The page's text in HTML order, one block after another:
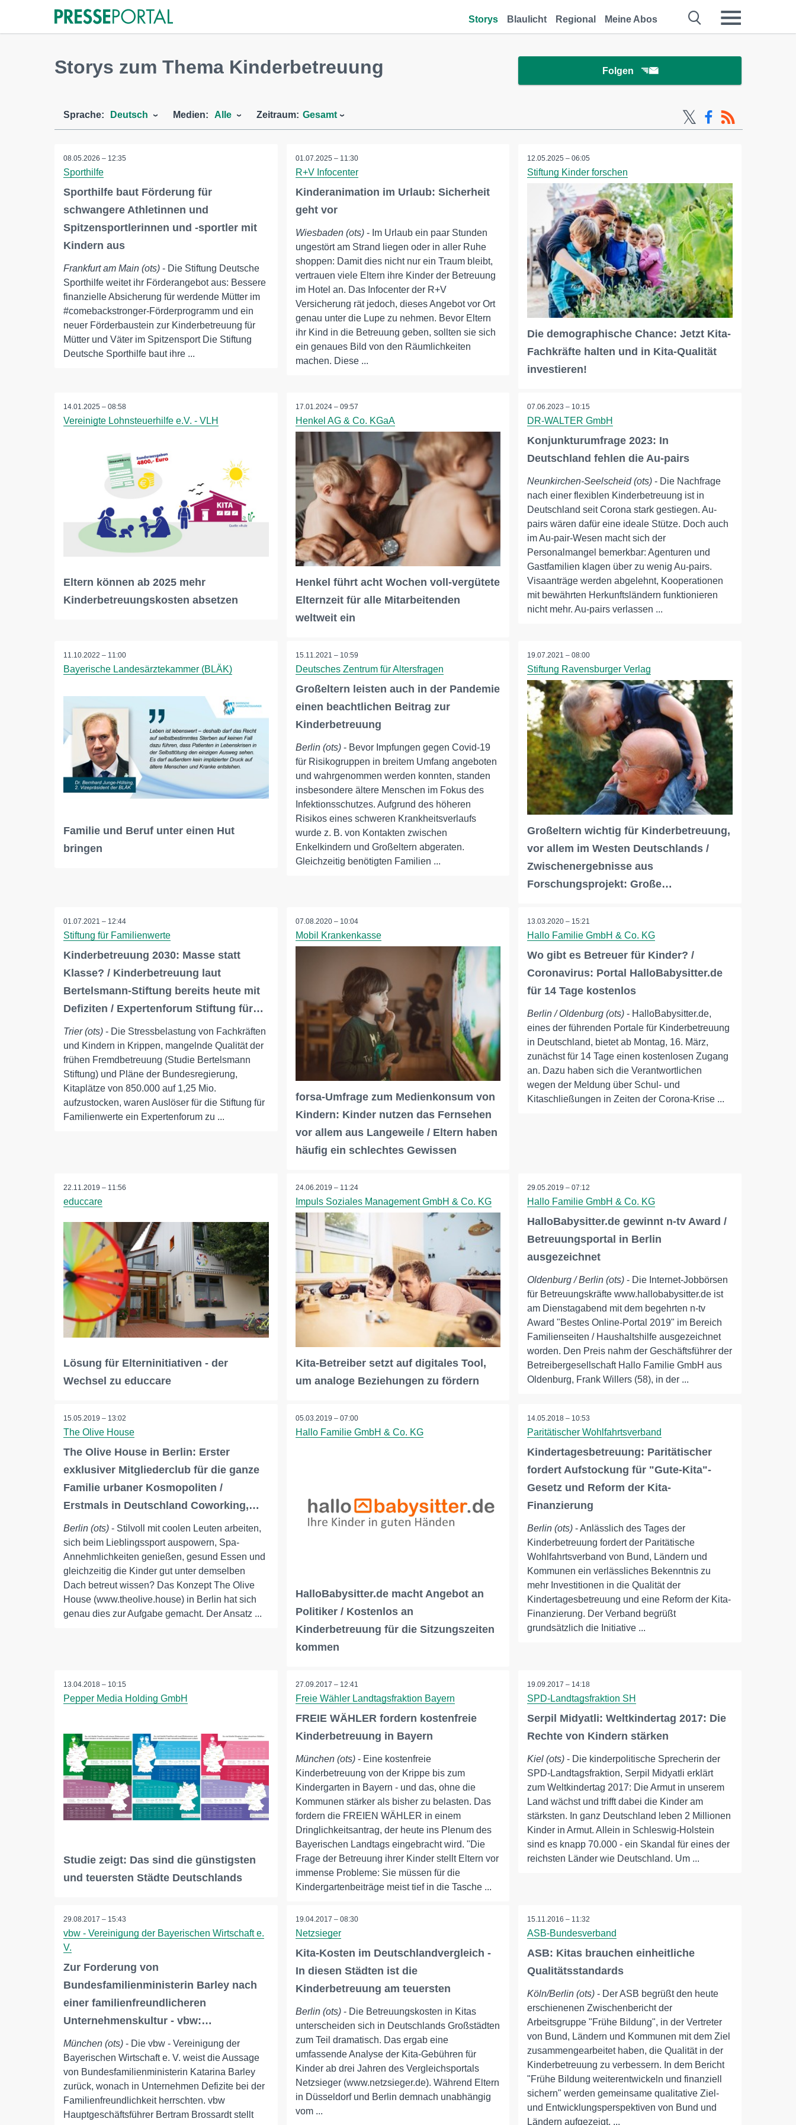
Storys Blaulicht Regional Meine Abos
Storys zum Thema Kinderbetreuung Folgen
Sprache: Deutsch Medien: Alle Zeitraum: Gesamt
08.05.2026 – 12:35
Sporthilfe
Sporthilfe baut Förderung für
schwangere Athletinnen und
Spitzensportlerinnen und -sportler mit
Kindern aus
Frankfurt am Main (ots) - Die Stiftung Deutsche
Sporthilfe weitet ihr Förderangebot aus: Bessere
finanzielle Absicherung für werdende Mütter im
#comebackstronger-Förderprogramm und ein
neuer Förderbaustein zur Kinderbetreuung für
Mütter und Väter im Spitzensport Die Stiftung
Deutsche Sporthilfe baut ihre ...
01.07.2025 – 11:30
R+V Infocenter
Kinderanimation im Urlaub: Sicherheit
geht vor
Wiesbaden (ots)- Im Urlaub ein paar Stunden
ungestört am Strand liegen oder in aller Ruhe
shoppen: Damit dies nicht nur ein Traum bleibt,
vertrauen viele Eltern ihre Kinder der Betreuung
im Hotel an. Das Infocenter der R+V
Versicherung rät jedoch, dieses Angebot vor Ort
genau unter die Lupe zu nehmen. Bevor Eltern
ihr Kind in die Betreuung geben, sollten sie sich
ein genaues Bild von den Räumlichkeiten
machen. Diese ...
12.05.2025 – 06:05
Stiftung Kinder forschen
Die demographische Chance: Jetzt Kita-
Fachkräfte halten und in Kita-Qualität
investieren!
14.01.2025 – 08:58
Vereinigte Lohnsteuerhilfe e.V. - VLH
Eltern können ab 2025 mehr
Kinderbetreuungskosten absetzen
17.01.2024 – 09:57
Henkel AG & Co. KGaA
Henkel führt acht Wochen voll-vergütete
Elternzeit für alle Mitarbeitenden
weltweit ein
07.06.2023 – 10:15
DR-WALTER GmbH
Konjunkturumfrage 2023: In
Deutschland fehlen die Au-pairs
Neunkirchen-Seelscheid (ots) - Die Nachfrage
nach einer flexiblen Kinderbetreuung ist in
Deutschland seit Corona stark gestiegen. Au-
pairs wären dafür eine ideale Stütze. Doch auch
im Au-pair-Wesen macht sich der
Personalmangel bemerkbar: Agenturen und
Gastfamilien klagen über zu wenig Au-pairs.
Visaanträge werden abgelehnt, Kooperationen
mit bewährten Herkunftsländern funktionieren
nicht mehr. Au-pairs verlassen ...
11.10.2022 – 11:00
Bayerische Landesärztekammer (BLÄK)
Familie und Beruf unter einen Hut
bringen
15.11.2021 – 10:59
Deutsches Zentrum für Altersfragen
Großeltern leisten auch in der Pandemie
einen beachtlichen Beitrag zur
Kinderbetreuung
Berlin (ots)- Bevor Impfungen gegen Covid-19
für Risikogruppen in breitem Umfang angeboten
und wahrgenommen werden konnten, standen
insbesondere ältere Menschen im Fokus des
Infektionsschutzes. Aufgrund des höheren
Risikos eines schweren Krankheitsverlaufs
wurde z. B. von Kontakten zwischen
Enkelkindern und Großeltern abgeraten.
Gleichzeitig benötigten Familien ...
19.07.2021 – 08:00
Stiftung Ravensburger Verlag
Großeltern wichtig für Kinderbetreuung,
vor allem im Westen Deutschlands /
Zwischenergebnisse aus
Forschungsprojekt: Große…
01.07.2021 – 12:44
Stiftung für Familienwerte
Kinderbetreuung 2030: Masse statt
Klasse? / Kinderbetreuung laut
Bertelsmann-Stiftung bereits heute mit
Defiziten / Expertenforum Stiftung für…
Trier (ots) - Die Stressbelastung von Fachkräften
und Kindern in Krippen, mangelnde Qualität der
frühen Fremdbetreuung (Studie Bertelsmann
Stiftung) und Pläne der Bundesregierung,
Kitaplätze von 850.000 auf 1,25 Mio.
aufzustocken, waren Auslöser für die Stiftung für
Familienwerte ein Expertenforum zu ...
07.08.2020 – 10:04
Mobil Krankenkasse
forsa-Umfrage zum Medienkonsum von
Kindern: Kinder nutzen das Fernsehen
vor allem aus Langeweile / Eltern haben
häufig ein schlechtes Gewissen
13.03.2020 – 15:21
Hallo Familie GmbH & Co. KG
Wo gibt es Betreuer für Kinder? /
Coronavirus: Portal HalloBabysitter.de
für 14 Tage kostenlos
Berlin / Oldenburg (ots) - HalloBabysitter.de,
eines der führenden Portale für Kinderbetreuung
in Deutschland, bietet ab Montag, 16. März,
zunächst für 14 Tage einen kostenlosen Zugang
an. Dazu haben sich die Verantwortlichen
wegen der Meldung über Schul- und
Kitaschließungen in Zeiten der Corona-Krise ...
22.11.2019 – 11:56
educcare
Lösung für Elterninitiativen - der
Wechsel zu educcare
24.06.2019 – 11:24
Impuls Soziales Management GmbH & Co. KG
Kita-Betreiber setzt auf digitales Tool,
um analoge Beziehungen zu fördern
29.05.2019 – 07:12
Hallo Familie GmbH & Co. KG
HalloBabysitter.de gewinnt n-tv Award /
Betreuungsportal in Berlin
ausgezeichnet
Oldenburg / Berlin (ots) - Die Internet-Jobbörsen
für Betreuungskräfte www.hallobabysitter.de ist
am Dienstagabend mit dem begehrten n-tv
Award "Bestes Online-Portal 2019" im Bereich
Familienseiten / Haushaltshilfe ausgezeichnet
worden. Den Preis nahm der Geschäftsführer der
Betreibergesellschaft Hallo Familie GmbH aus
Oldenburg, Frank Willers (58), in der ...
15.05.2019 – 13:02
The Olive House
The Olive House in Berlin: Erster
exklusiver Mitgliederclub für die ganze
Familie urbaner Kosmopoliten /
Erstmals in Deutschland Coworking,…
Berlin (ots) - Stilvoll mit coolen Leuten arbeiten,
sich beim Lieblingssport auspowern, Spa-
Annehmlichkeiten genießen, gesund Essen und
gleichzeitig die Kinder gut unter demselben
Dach betreut wissen? Das Konzept The Olive
House (www.theolive.house) in Berlin hat sich
genau dies zur Aufgabe gemacht. Der Ansatz ...
05.03.2019 – 07:00
Hallo Familie GmbH & Co. KG
HalloBabysitter.de macht Angebot an
Politiker / Kostenlos an
Kinderbetreuung für die Sitzungszeiten
kommen
14.05.2018 – 10:53
Paritätischer Wohlfahrtsverband
Kindertagesbetreuung: Paritätischer
fordert Aufstockung für "Gute-Kita"-
Gesetz und Reform der Kita-
Finanzierung
Berlin (ots) - Anlässlich des Tages der
Kinderbetreuung fordert der Paritätische
Wohlfahrtsverband von Bund, Ländern und
Kommunen ein verlässliches Bekenntnis zu
mehr Investitionen in die Qualität der
Kindertagesbetreuung und eine Reform der Kita-
Finanzierung. Der Verband begrüßt
grundsätzlich die Initiative ...
13.04.2018 – 10:15
Pepper Media Holding GmbH
Studie zeigt: Das sind die günstigsten
und teuersten Städte Deutschlands
27.09.2017 – 12:41
Freie Wähler Landtagsfraktion Bayern
FREIE WÄHLER fordern kostenfreie
Kinderbetreuung in Bayern
München (ots)- Eine kostenfreie
Kinderbetreuung von der Krippe bis zum
Kindergarten in Bayern - und das, ohne die
Kommunen stärker als bisher zu belasten. Das
fordern die FREIEN WÄHLER in einem
Dringlichkeitsantrag, der heute ins Plenum des
Bayerischen Landtags eingebracht wird. "Die
Frage der Betreuung ihrer Kinder stellt Eltern vor
immense Probleme: Sie müssen für die
Kindergartenbeiträge meist tief in die Tasche ...
19.09.2017 – 14:18
SPD-Landtagsfraktion SH
Serpil Midyatli: Weltkindertag 2017: Die
Rechte von Kindern stärken
Kiel (ots) - Die kinderpolitische Sprecherin der
SPD-Landtagsfraktion, Serpil Midyatli erklärt
zum Weltkindertag 2017: Die Armut in unserem
Land wächst und trifft dabei die Kinder am
stärksten. In ganz Deutschland leben 2 Millionen
Kinder in Armut. Allein in Schleswig-Holstein
sind es knapp 70.000 - ein Skandal für eines der
reichsten Länder wie Deutschland. Um ...
29.08.2017 – 15:43
vbw - Vereinigung der Bayerischen Wirtschaft e.
V.
Zur Forderung von
Bundesfamilienministerin Barley nach
einer familienfreundlicheren
Unternehmenskultur - vbw:…
München (ots) - Die vbw - Vereinigung der
Bayerischen Wirtschaft e. V. weist die Aussage
von Bundesfamilienministerin Katarina Barley
zurück, wonach in Unternehmen Defizite bei der
Familienfreundlichkeit herrschten. vbw
Hauptgeschäftsführer Bertram Brossardt stellt
19.04.2017 – 08:30
Netzsieger
Kita-Kosten im Deutschlandvergleich -
In diesen Städten ist die
Kinderbetreuung am teuersten
Berlin (ots)- Die Betreuungskosten in Kitas
unterscheiden sich in Deutschlands Großstädten
zum Teil dramatisch. Das ergab eine
umfassende Analyse der Kita-Gebühren für
Kinder ab drei Jahren des Vergleichsportals
Netzsieger (www.netzsieger.de). Während Eltern
in Düsseldorf und Berlin demnach unabhängig
vom ...
15.11.2016 – 11:32
ASB-Bundesverband
ASB: Kitas brauchen einheitliche
Qualitätsstandards
Köln/Berlin (ots) - Der ASB begrüßt den heute
erschienenen Zwischenbericht der
Arbeitsgruppe "Frühe Bildung", in der Vertreter
von Bund, Ländern und Kommunen mit dem Ziel
zusammengearbeitet haben, die Qualität in der
Kinderbetreuung zu verbessern. In dem Bericht
"Frühe Bildung weiterentwickeln und finanziell
sichern" werden gemeinsame qualitative Ziel-
und Entwicklungsperspektiven von Bund und
Ländern aufgezeigt, ...